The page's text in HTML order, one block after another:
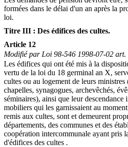
formées dans le délai d'un an après la
loi.
Titre III : Des édifices des cultes.
Article 12
Modifié par Loi 98-546 1998-07-02
Les édifices qui ont été mis à la
vertu de la loi du 18 germinal an X,
cultes ou au logement de leurs ministres
chapelles, synagogues, archevêchés,
séminaires), ainsi que leur descendance
mobiliers qui les garnissaient au
remis aux cultes, sont et demeurent
départements, des communes et des
coopération intercommunale ayant pris
d'édifices des cultes .